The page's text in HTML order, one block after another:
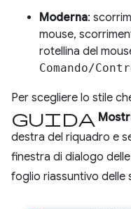
Moderna:
mouse,
rotellina del
Comando/
Per scegliere lo stile
Guida
destra del riquadro e
finestra di dialogo
foglio riassuntivo delle